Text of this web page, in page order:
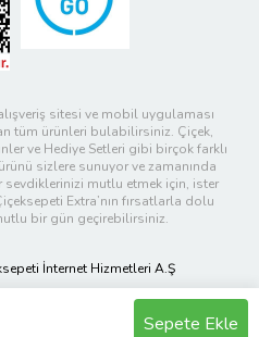
Sepete Ekle
sitesi ve mobil uygulaması
tüm ürünleri bulabilirsiniz. Çiçek,
ve Hediye Setleri gibi birçok farklı
sizlere sunuyor ve zamanında
sevdiklerinizi mutlu etmek için, ister
Extra’nın fırsatlarla dolu
bir gün geçirebilirsiniz.
İnternet Hizmetleri A.Ş